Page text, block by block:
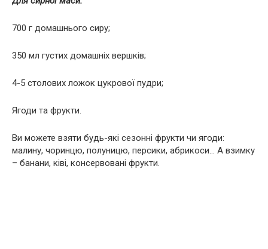
700 г домашнього сиру;
350 мл густих домашніх вершків;
4-5 столових ложок цукрової пудри;
Ягоди та фрукти.
Ви можете взяти будь-які сезонні фрукти чи ягоди:
малину, чоринцю, полуницю, персики, абрикоси… А взимку
– банани, ківі, консервовані фрукти.